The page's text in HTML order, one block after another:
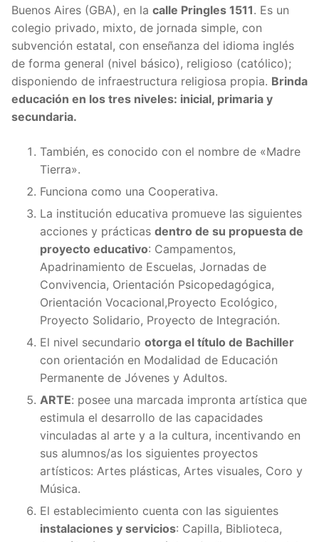
Buenos Aires (GBA), en la calle Pringles 1511. Es un
colegio privado, mixto, de jornada simple, con
subvención estatal, con enseñanza del idioma inglés
de forma general (nivel básico), religioso (católico);
disponiendo de infraestructura religiosa propia. Brinda
educación en los tres niveles: inicial, primaria y
secundaria.
También, es conocido con el nombre de «Madre
Tierra».
Funciona como una Cooperativa.
La institución educativa promueve las siguientes
acciones y prácticas dentro de su propuesta de
proyecto educativo: Campamentos,
Apadrinamiento de Escuelas, Jornadas de
Convivencia, Orientación Psicopedagógica,
Orientación Vocacional,Proyecto Ecológico,
Proyecto Solidario, Proyecto de Integración.
El nivel secundario otorga el título de Bachiller
con orientación en Modalidad de Educación
Permanente de Jóvenes y Adultos.
ARTE: posee una marcada impronta artística que
estimula el desarrollo de las capacidades
vinculadas al arte y a la cultura, incentivando en
sus alumnos/as los siguientes proyectos
artísticos: Artes plásticas, Artes visuales, Coro y
Música.
El establecimiento cuenta con las siguientes
instalaciones y servicios: Capilla, Biblioteca,